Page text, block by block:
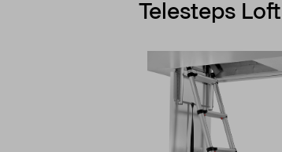
Telesteps